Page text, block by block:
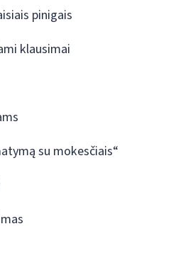
pinigais
klausimai
su mokesčiais“